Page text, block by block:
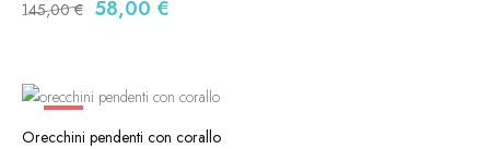
145,00€ 58,00 €
-60%
Orecchini pendenti con corallo